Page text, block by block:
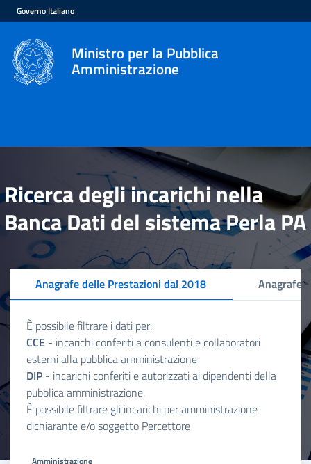
Governo Italiano
Ministro per la Pubblica
Amministrazione
Ricerca degli incarichi nella
Banca Dati del sistema Perla PA
Anagrafe delle Prestazioni dal 2018 Anagrafe
È possibile filtrare i dati per:
CCE - incarichi conferiti a consulenti e collaboratori
esterni alla pubblica amministrazione
DIP - incarichi conferiti e autorizzati ai dipendenti della
pubblica amministrazione.
È possibile filtrare gli incarichi per amministrazione
dichiarante e/o soggetto Percettore
Amministrazione